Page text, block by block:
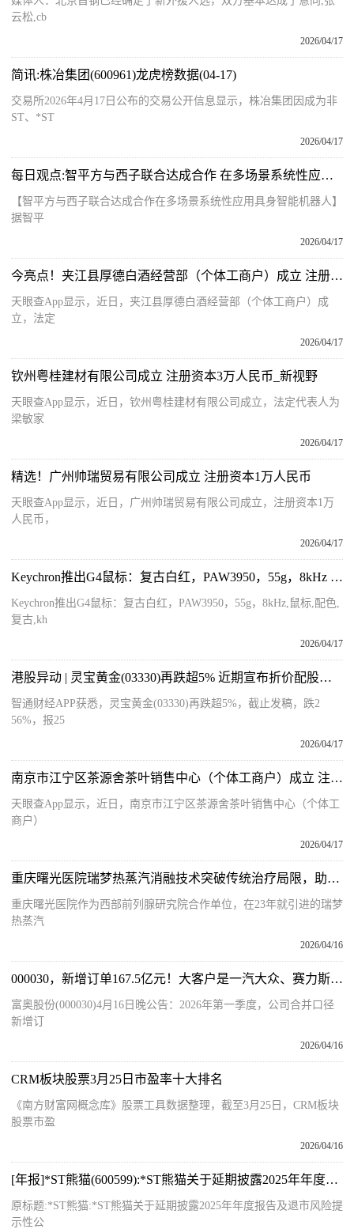
云松,cb
2026/04/17
简讯:株冶集团(600961)龙虎榜数据(04-17)
交易所2026年4月17日公布的交易公开信息显示，株冶集团因成为非
ST、*ST
2026/04/17
每日观点:智平方与西子联合达成合作 在多场景系统性应用具身智能机器人
【智平方与西子联合达成合作在多场景系统性应用具身智能机器人】
据智平
2026/04/17
今亮点！夹江县厚德白酒经营部（个体工商户）成立 注册资本10万人民币
天眼查App显示，近日，夹江县厚德白酒经营部（个体工商户）成
立，法定
2026/04/17
钦州粤桂建材有限公司成立 注册资本3万人民币_新视野
天眼查App显示，近日，钦州粤桂建材有限公司成立，法定代表人为
梁敏家
2026/04/17
精选！广州帅瑞贸易有限公司成立 注册资本1万人民币
天眼查App显示，近日，广州帅瑞贸易有限公司成立，注册资本1万
人民币，
2026/04/17
Keychron推出G4鼠标：复古白红，PAW3950，55g，8kHz 今日热讯
Keychron推出G4鼠标：复古白红，PAW3950，55g，8kHz,鼠标,配色,
复古,kh
2026/04/17
港股异动 | 灵宝黄金(03330)再跌超5% 近期宣布折价配股净筹7.7亿港元 用于拓展海外金矿业务
智通财经APP获悉，灵宝黄金(03330)再跌超5%，截止发稿，跌2
56%，报25
2026/04/17
南京市江宁区茶源舍茶叶销售中心（个体工商户）成立 注册资本10万人民币-前沿热点
天眼查App显示，近日，南京市江宁区茶源舍茶叶销售中心（个体工
商户）
2026/04/17
重庆曙光医院瑞梦热蒸汽消融技术突破传统治疗局限，助力男性前列腺增生康复！
重庆曙光医院作为西部前列腺研究院合作单位，在23年就引进的瑞梦
热蒸汽
2026/04/16
000030，新增订单167.5亿元！大客户是一汽大众、赛力斯、奇瑞汽车！ 聚焦
富奥股份(000030)4月16日晚公告：2026年第一季度，公司合并口径
新增订
2026/04/16
CRM板块股票3月25日市盈率十大排名
《南方财富网概念库》股票工具数据整理，截至3月25日，CRM板块
股票市盈
2026/04/16
[年报]*ST熊猫(600599):*ST熊猫关于延期披露2025年年度报告及退市风险提示性公告
原标题:*ST熊猫:*ST熊猫关于延期披露2025年年度报告及退市风险提
示性公